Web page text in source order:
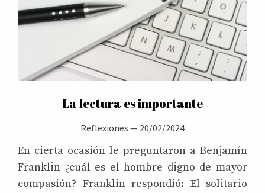
La lectura es importante
Reflexiones — 20/02/2024
En cierta ocasión le preguntaron a Benjamín
Franklin ¿cuál es el hombre digno de mayor
compasión? Franklin respondió: El solitario